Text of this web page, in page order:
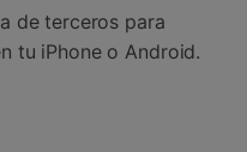
de terceros para
tu iPhone o Android.